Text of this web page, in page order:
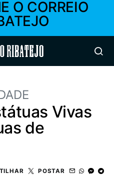
O CORREIO
Ribatejo
Vivas
de
POSTAR